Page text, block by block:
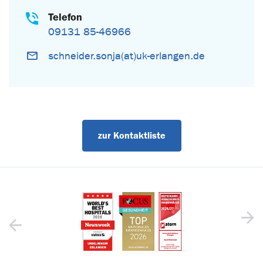
Telefon
09131 85-46966
schneider.sonja(at)uk-erlangen.de
zur Kontaktliste